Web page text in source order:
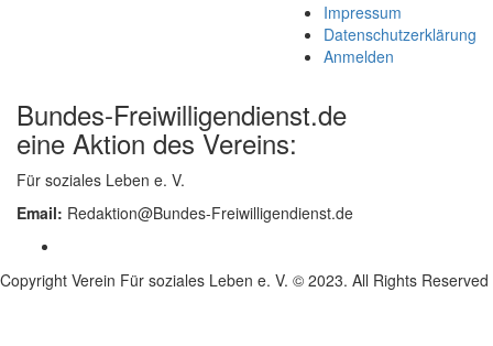
Impressum
Datenschutzerklärung
Anmelden
Bundes-Freiwilligendienst.de
eine Aktion des Vereins:
Für soziales Leben e. V.
Email: Redaktion@Bundes-Freiwilligendienst.de
Copyright Verein Für soziales Leben e. V. © 2023. All Rights Reserved